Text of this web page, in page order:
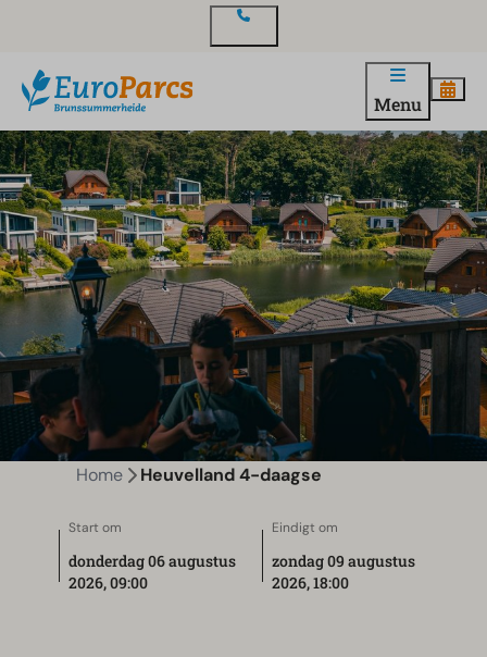
Menu
Home Heuvelland 4-daagse
Start om
donderdag 06 augustus
2026, 09:00
Eindigt om
zondag 09 augustus
2026, 18:00